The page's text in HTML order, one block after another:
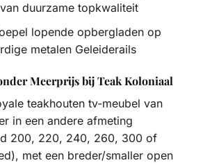
duurzame topkwaliteit
lopende opbergladen op
metalen Geleiderails
Meerprijs bij Teak Koloniaal
teakhouten tv-meubel van
in een andere afmeting
200, 220, 240, 260, 300 of
met een breder/smaller open